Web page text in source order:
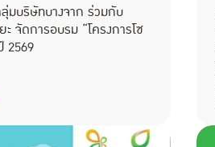
มบริษัทบางจาก ร่วมกับ
จัดการอบรม “โครงการโซ
2569